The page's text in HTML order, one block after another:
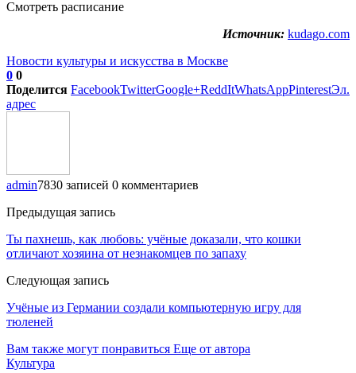
Смотреть расписание
Источник: kudago.com
Новости культуры и искусства в Москве
0 0
Поделится FacebookTwitterGoogle+ReddItWhatsAppPinterestЭл.
адрес
admin7830 записей 0 комментариев
Предыдущая запись
Ты пахнешь, как любовь: учёные доказали, что кошки
отличают хозяина от незнакомцев по запаху
Следующая запись
Учёные из Германии создали компьютерную игру для
тюленей
Вам также могут понравиться Еще от автора
Культура